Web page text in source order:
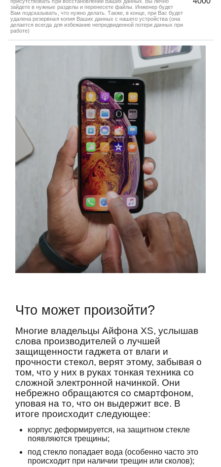
присутствовать при восстановлении Ваших данных. Вы лично
зайдете в нужные разделы и перенесете файлы. Инженер будет
Вам подсказывать, что нужно делать. Также, в конце, при Вас будет
удалена резервная копия Ваших данных с нашего устройства (она
делается всегда для избежание непредвиденной потери данных при
работе)
Что может произойти?
Многие владельцы Айфона XS, услышав
слова производителей о лучшей
защищенности гаджета от влаги и
прочности стекол, верят этому, забывая о
том, что у них в руках тонкая техника со
сложной электронной начинкой. Они
небрежно обращаются со смартфоном,
уповая на то, что он выдержит все. В
итоге происходит следующее:
корпус деформируется, на защитном стекле
появляются трещины;
под стекло попадает вода (особенно часто это
происходит при наличии трещин или сколов);